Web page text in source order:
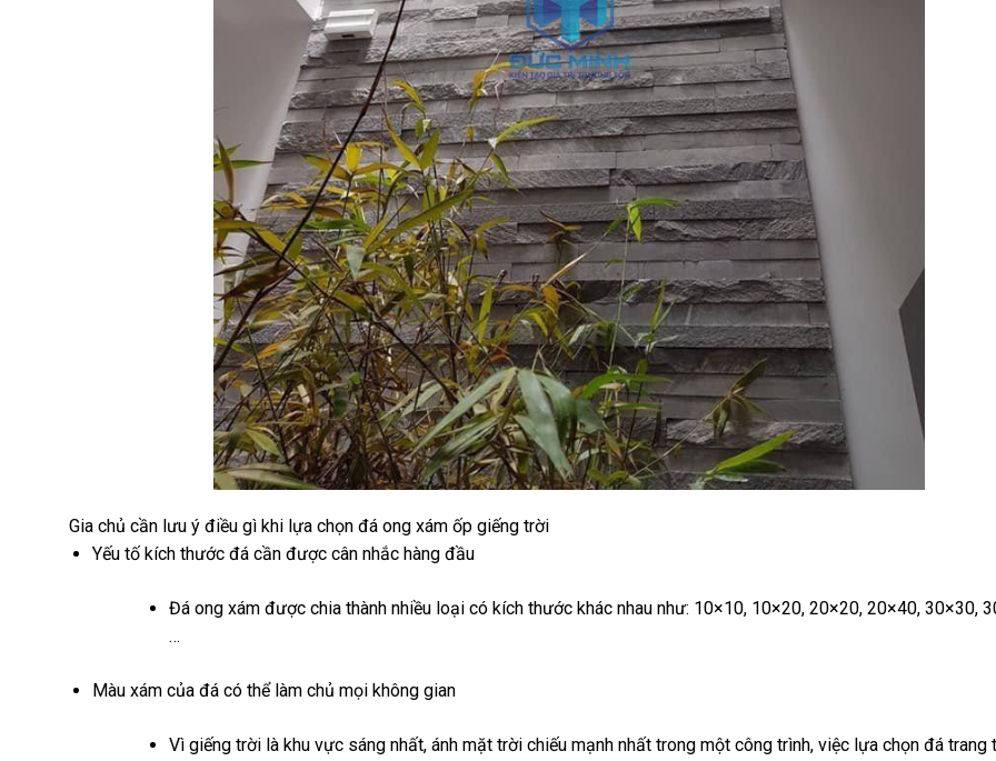
Gia chủ cần lưu ý điều gì khi lựa chọn đá ong xám ốp giếng trời
Yếu tố kích thước đá cần được cân nhắc hàng đầu
Đá ong xám được chia thành nhiều loại có kích thước khác nhau như: 10×10, 10×20, 20×20, 20×40, 30×30,
…
Màu xám của đá có thể làm chủ mọi không gian
Vì giếng trời là khu vực sáng nhất, ánh mặt trời chiếu mạnh nhất trong một công trình, việc lựa chọn đá trang